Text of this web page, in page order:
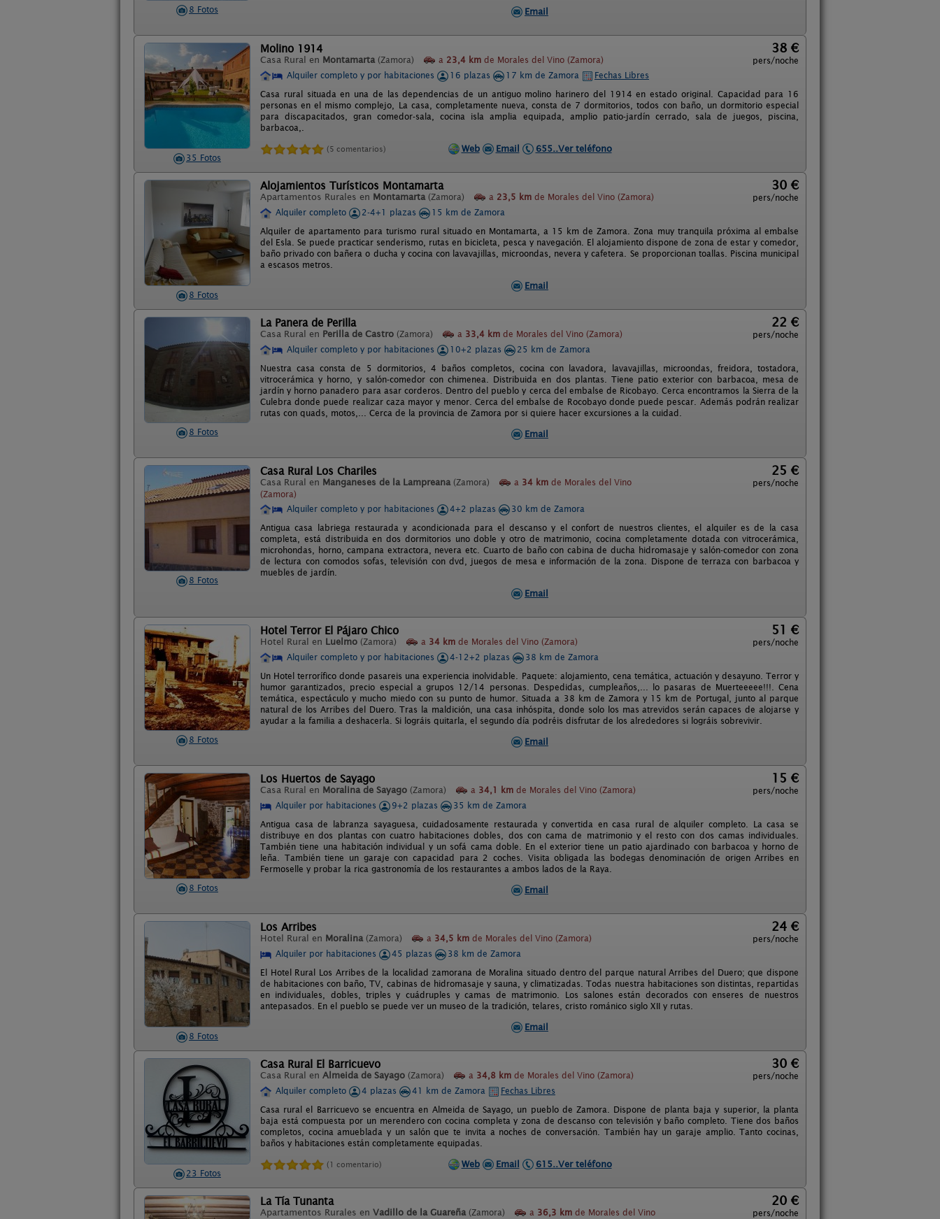
8 Fotos
Email
35 Fotos
Molino 1914
Casa Rural en Montamarta (Zamora) a 23,4 km de Morales del Vino (Zamora)
38 €
pers/noche
Alquiler completo y por habitaciones
16 plazas 17 km de Zamora
Fechas Libres
Casa rural situada en una de las dependencias de un antiguo molino harinero del 1914 en estado original. Capacidad para 16
personas en el mismo complejo, La casa, completamente nueva, consta de 7 dormitorios, todos con baño, un dormitorio especial
para discapacitados, gran comedor-sala, cocina isla amplia equipada, amplio patio-jardín cerrado, sala de juegos, piscina,
barbacoa,.
(5 comentarios) Web Email 655..Ver teléfono
8 Fotos
Alojamientos Turísticos Montamarta
Apartamentos Rurales en Montamarta (Zamora) a 23,5 km de Morales del Vino (Zamora)
30 €
pers/noche
Alquiler completo
2-4+1 plazas
15 km de Zamora
Alquiler de apartamento para turismo rural situado en Montamarta, a 15 km de Zamora. Zona muy tranquila próxima al embalse
del Esla. Se puede practicar senderismo, rutas en bicicleta, pesca y navegación. El alojamiento dispone de zona de estar y comedor,
baño privado con bañera o ducha y cocina con lavavajillas, microondas, nevera y cafetera. Se proporcionan toallas. Piscina municipal
a escasos metros.
Email
8 Fotos
La Panera de Perilla
Casa Rural en Perilla de Castro (Zamora) a 33,4 km de Morales del Vino (Zamora)
22 €
pers/noche
Alquiler completo y por habitaciones
10+2 plazas
25 km de Zamora
Nuestra casa consta de 5 dormitorios, 4 baños completos, cocina con lavadora, lavavajillas, microondas, freidora, tostadora,
vitrocerámica y horno, y salón-comedor con chimenea. Distribuida en dos plantas. Tiene patio exterior con barbacoa, mesa de
jardín y horno panadero para asar corderos. Dentro del pueblo y cerca del embalse de Ricobayo. Cerca encontramos la Sierra de la
Culebra donde puede realizar caza mayor y menor. Cerca del embalse de Rocobayo donde puede pescar. Además podrán realizar
rutas con quads, motos,... Cerca de la provincia de Zamora por si quiere hacer excursiones a la cuidad.
Email
8 Fotos
Casa Rural Los Chariles
Casa Rural en Manganeses de la Lampreana (Zamora) a 34 km de Morales del Vino
(Zamora)
25 €
pers/noche
Alquiler completo y por habitaciones 4+2 plazas
30 km de Zamora
Antigua casa labriega restaurada y acondicionada para el descanso y el confort de nuestros clientes, el alquiler es de la casa
completa, está distribuida en dos dormitorios uno doble y otro de matrimonio, cocina completamente dotada con vitrocerámica,
microhondas, horno, campana extractora, nevera etc. Cuarto de baño con cabina de ducha hidromasaje y salón-comedor con zona
de lectura con comodos sofas, televisión con dvd, juegos de mesa e información de la zona. Dispone de terraza con barbacoa y
muebles de jardín.
Email
8 Fotos
Hotel Terror El Pájaro Chico
Hotel Rural en Luelmo (Zamora) a 34 km de Morales del Vino (Zamora)
51 €
pers/noche
Alquiler completo y por habitaciones
4-12+2 plazas
38 km de Zamora
Un Hotel terrorífico donde pasareis una experiencia inolvidable. Paquete: alojamiento, cena temática, actuación y desayuno. Terror y
humor garantizados, precio especial a grupos 12/14 personas. Despedidas, cumpleaños,... lo pasaras de Muerteeeee!!!. Cena
temática, espectáculo y mucho miedo con su punto de humor. Situada a 38 km de Zamora y 15 km de Portugal, junto al parque
natural de los Arribes del Duero. Tras la maldición, una casa inhóspita, donde solo los mas atrevidos serán capaces de alojarse y
ayudar a la familia a deshacerla. Si lográis quitarla, el segundo día podréis disfrutar de los alrededores si lográis sobrevivir.
Email
8 Fotos
Los Huertos de Sayago
Casa Rural en Moralina de Sayago (Zamora) a 34,1 km de Morales del Vino (Zamora)
15 €
pers/noche
Alquiler por habitaciones
9+2 plazas
35 km de Zamora
Antigua casa de labranza sayaguesa, cuidadosamente restaurada y convertida en casa rural de alquiler completo. La casa se
distribuye en dos plantas con cuatro habitaciones dobles, dos con cama de matrimonio y el resto con dos camas individuales.
También tiene una habitación individual y un sofá cama doble. En el exterior tiene un patio ajardinado con barbacoa y horno de
leña. También tiene un garaje con capacidad para 2 coches. Visita obligada las bodegas denominación de origen Arribes en
Fermoselle y probar la rica gastronomía de los restaurantes a ambos lados de la Raya.
Email
8 Fotos
Los Arribes
Hotel Rural en Moralina (Zamora) a 34,5 km de Morales del Vino (Zamora)
24 €
pers/noche
Alquiler por habitaciones
45 plazas
38 km de Zamora
El Hotel Rural Los Arribes de la localidad zamorana de Moralina situado dentro del parque natural Arribes del Duero; que dispone
de habitaciones con baño, TV, cabinas de hidromasaje y sauna, y climatizadas. Todas nuestra habitaciones son distintas, repartidas
en individuales, dobles, triples y cuádruples y camas de matrimonio. Los salones están decorados con enseres de nuestros
antepasados. En el pueblo se puede ver un museo de la tradición, telares, cristo románico siglo XII y rutas.
Email
23 Fotos
Casa Rural El Barricuevo
Casa Rural en Almeida de Sayago (Zamora) a 34,8 km de Morales del Vino (Zamora)
30 €
pers/noche
Alquiler completo
4 plazas 41 km de Zamora
Fechas Libres
Casa rural el Barricuevo se encuentra en Almeida de Sayago, un pueblo de Zamora. Dispone de planta baja y superior, la planta
baja está compuesta por un merendero con cocina completa y zona de descanso con televisión y baño completo. Tiene dos baños
completos, cocina amueblada y un salón que te invita a noches de conversación. También hay un garaje amplio. Tanto cocinas,
baños y habitaciones están completamente equipadas.
(1 comentario) Web Email 615..Ver teléfono
La Tía Tunanta
Apartamentos Rurales en Vadillo de la Guareña (Zamora) a 36,3 km de Morales del Vino
20 €
pers/noche